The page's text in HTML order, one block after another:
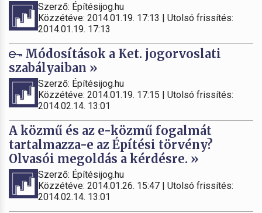
Szerző: Építésijog.hu
Közzétéve: 2014.01.19. 17:13 | Utolsó frissítés:
2014.01.19. 17:13
Módosítások a Ket. jogorvoslati
szabályaiban »
Szerző: Építésijog.hu
Közzétéve: 2014.01.19. 17:15 | Utolsó frissítés:
2014.02.14. 13:01
A közmű és az e-közmű fogalmát
tartalmazza-e az Építési törvény?
Olvasói megoldás a kérdésre. »
Szerző: Építésijog.hu
Közzétéve: 2014.01.26. 15:47 | Utolsó frissítés:
2014.02.14. 13:01